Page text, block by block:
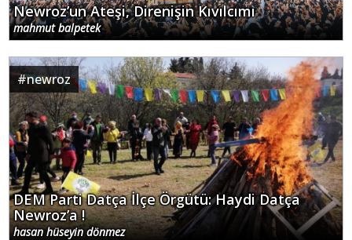
Newroz’un Ateşi, Direnişin Kıvılcımı
mahmut balpetek
#newroz
DEM Parti Datça İlçe Örgütü: Haydi Datça
Newroz’a !
hasan hüseyin dönmez